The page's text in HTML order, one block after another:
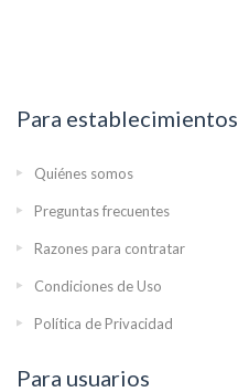
Para establecimientos
Quiénes somos
Preguntas frecuentes
Razones para contratar
Condiciones de Uso
Política de Privacidad
Para usuarios